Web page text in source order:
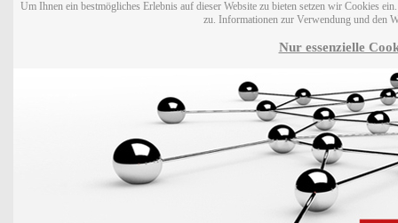
Um Ihnen ein bestmögliches Erlebnis auf dieser Website zu bieten setzen wir Cookies
zu. Informationen zur Verwendung und den
Nur essenzielle